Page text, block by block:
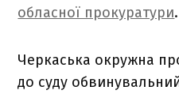
обласної прокуратури.
Черкаська окружна
до суду